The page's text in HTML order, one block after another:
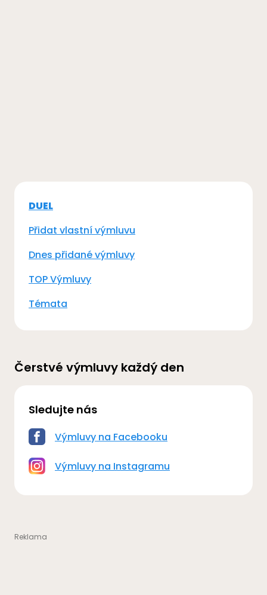
DUEL
Přidat vlastní výmluvu
Dnes přidané výmluvy
TOP Výmluvy
Témata
Čerstvé výmluvy každý den
Sledujte nás
Výmluvy na Facebooku
Výmluvy na Instagramu